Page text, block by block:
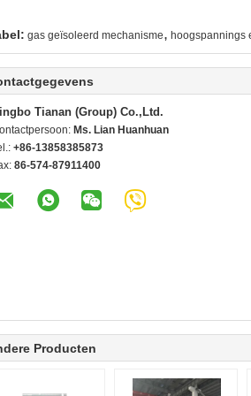
gas geïsoleerd mechanisme, hoogspannings
Tianan (Group) Co.,Ltd.
Ms. Lian Huanhuan
+86-13858385873
86-574-87911400
Producten